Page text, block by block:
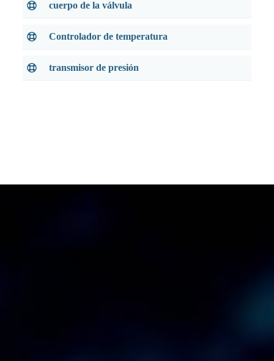
cuerpo de la válvula
Controlador de temperatura
transmisor de presión